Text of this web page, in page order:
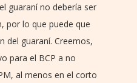
guaraní no debería ser
por lo que puede que
del guaraní. Creemos,
para el BCP a no
al menos en el corto